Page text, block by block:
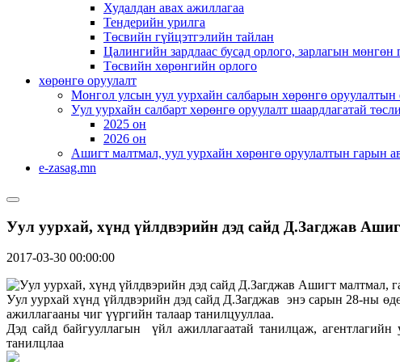
Худалдан авах ажиллагаа
Тендерийн урилга
Төсвийн гүйцэтгэлийн тайлан
Цалингийн зардлаас бусад орлого, зарлагын мөнгөн
Төсвийн хөрөнгийн орлого
хөрөнгө оруулалт
Монгол улсын уул уурхайн салбарын хөрөнгө оруулалтын
Уул уурхайн салбарт хөрөнгө оруулалт шаардлагатай
2025 он
2026 он
Ашигт малтмал, уул уурхайн хөрөнгө оруулалтын гарын
e-zasag.mn
Уул уурхай, хүнд үйлдвэрийн дэд сайд Д.Загджав
2017-03-30 00:00:00
Уул уурхай хүнд үйлдвэрийн дэд сайд Д.Загджав энэ сарын 28-ны
ажиллагааны чиг үүргийн талаар танилцууллаа.
Дэд сайд байгууллагын үйл ажиллагаатай танилцаж,
танилцлаа